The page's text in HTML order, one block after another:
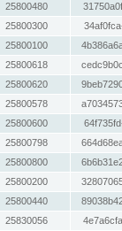
25800480
25800300
25800100
25800618
25800620
25800578
25800600
25800798
25800800
25800200
25800440
25830056